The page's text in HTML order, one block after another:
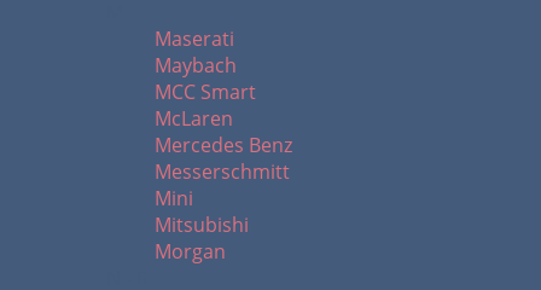
Maserati
Maybach
MCC Smart
McLaren
Mercedes Benz
Messerschmitt
Mini
Mitsubishi
Morgan